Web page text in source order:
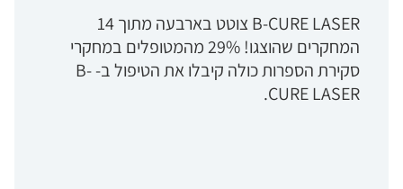
B-CURE LASER צוטט בארבעה מתוך 14
המחקרים שהוצגו! 29% מהמטופלים במחקרי
סקירת הספרות כולה קיבלו את הטיפול ב- B-
CURE LASER.